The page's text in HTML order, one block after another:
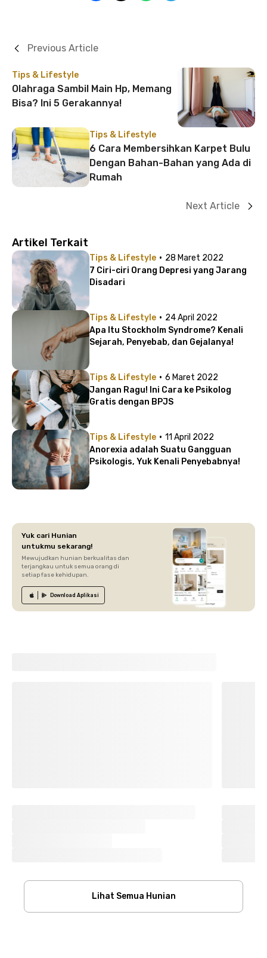
Tips & Lifestyle
Olahraga Sambil Main Hp, Memang
Bisa? Ini 5 Gerakannya!
Previous Article
Tips & Lifestyle
6 Cara Membersihkan Karpet Bulu
Dengan Bahan-Bahan yang Ada di
Rumah
Next Article
Artikel Terkait
Tips & Lifestyle · 28 Maret 2022
7 Ciri-ciri Orang Depresi yang Jarang
Disadari
Tips & Lifestyle · 24 April 2022
Apa Itu Stockholm Syndrome? Kenali
Sejarah, Penyebab, dan Gejalanya!
Tips & Lifestyle · 6 Maret 2022
Jangan Ragu! Ini Cara ke Psikolog
Gratis dengan BPJS
Tips & Lifestyle · 11 April 2022
Anorexia adalah Suatu Gangguan
Psikologis, Yuk Kenali Penyebabnya!
Yuk cari Hunian
untukmu sekarang!
Mewujudkan hunian berkualitas dan
terjangkau untuk semua orang di
setiap fase kehidupan.
Download Aplikasi
Lihat Semua Hunian